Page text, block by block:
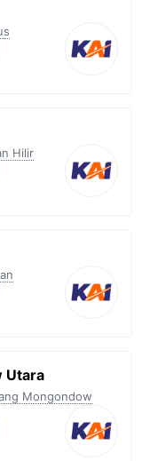
Hilir
Utara
Mongondow